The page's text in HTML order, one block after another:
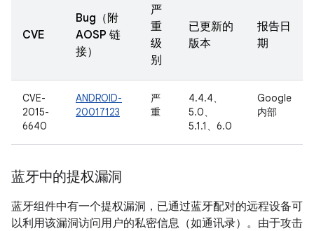
CVE
Bug（附
AOSP 链
接）
严
重
级
别
已更新的
版本
报告日
期
CVE-
2015-
6640
ANDROID-
20017123
严
重
4.4.4、
5.0、
5.1.1、6.0
Google
内部
蓝牙中的提权漏洞
蓝牙组件中有一个提权漏洞，已通过蓝牙配对的远程设备可
以利用该漏洞访问用户的私密信息（如通讯录）。由于攻击